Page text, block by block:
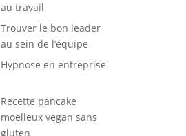
au travail
Trouver le bon leader
au sein de l’équipe
Hypnose en entreprise
Recette pancake
moelleux vegan sans
gluten